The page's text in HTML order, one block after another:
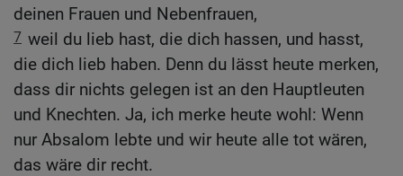
deinen Frauen und Nebenfrauen,
7 weil du lieb hast, die dich hassen, und hasst,
die dich lieb haben. Denn du lässt heute merken,
dass dir nichts gelegen ist an den Hauptleuten
und Knechten. Ja, ich merke heute wohl: Wenn
nur Absalom lebte und wir heute alle tot wären,
das wäre dir recht.